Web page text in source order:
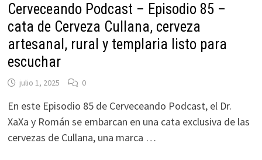
Cerveceando Podcast – Episodio 85 –
cata de Cerveza Cullana, cerveza
artesanal, rural y templaria listo para
escuchar
julio 1, 2025 0
En este Episodio 85 de Cerveceando Podcast, el Dr.
XaXa y Román se embarcan en una cata exclusiva de las
cervezas de Cullana, una marca …